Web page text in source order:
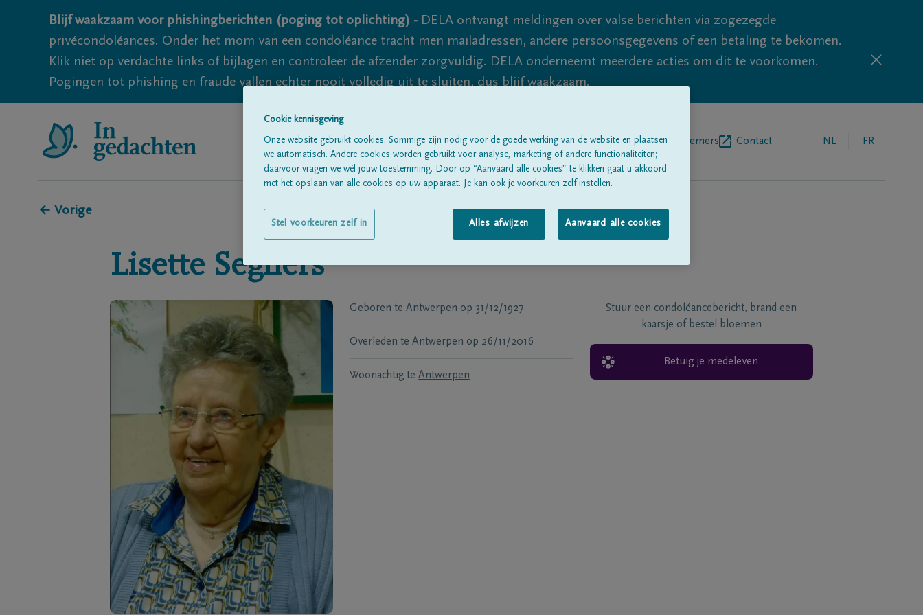
Blijf waakzaam voor phishingberichten (poging tot oplichting) - DELA ontvangt meldingen over valse berichten via zogezegde
privécondoléances. Onder het mom van een condoléance tracht men mailadressen, andere persoonsgegevens of een betaling te bekomen.
Klik niet op verdachte links of bijlagen en controleer de afzender zorgvuldig. DELA onderneemt meerdere acties om dit te voorkomen.
Pogingen tot phishing en fraude vallen echter nooit volledig uit te sluiten, dus blijf waakzaam.
Alle rouwberichtenOver onsBegrafenisondernemers Contact NL FR
← Vorige
Lisette Seghers
Geboren te Antwerpen op 31/12/1927
Overleden te Antwerpen op 26/11/2016
Woonachtig te Antwerpen
Stuur een condoléancebericht, brand een
kaarsje of bestel bloemen
Betuig je medeleven
Cookie kennisgeving
Onze website gebruikt cookies. Sommige zijn nodig voor de goede werking van de website en plaatsen
we automatisch. Andere cookies worden gebruikt voor analyse, marketing of andere functionaliteiten;
daarvoor vragen we wél jouw toestemming. Door op “Aanvaard alle cookies” te klikken gaat u akkoord
met het opslaan van alle cookies op uw apparaat. Je kan ook je voorkeuren zelf instellen.
Alles afwijzen Aanvaard alle cookies
Stel voorkeuren zelf in